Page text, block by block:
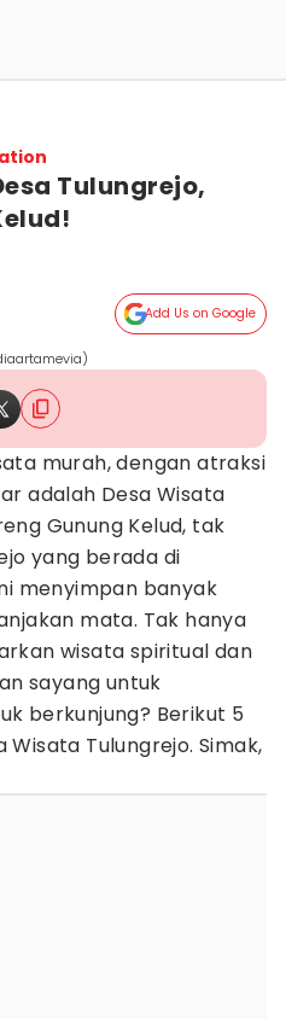
Tulungrejo,
Add Us on Google
murah, dengan atraksi
adalah Desa Wisata
Gunung Kelud, tak
yang berada di
menyimpan banyak
mata. Tak hanya
wisata spiritual dan
sayang untuk
berkunjung? Berikut 5
Tulungrejo. Simak,